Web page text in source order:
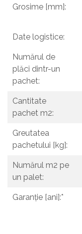
Grosime [mm]:
Date logistice:
Numărul de
plăci dintr-un
pachet:
Cantitate
pachet m2:
Greutatea
pachetului [kg]:
Numărul m2 pe
un palet:
Garanție [ani]:*